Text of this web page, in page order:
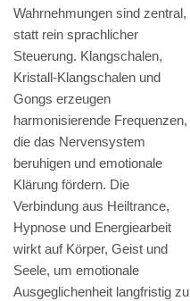
Wahrnehmungen sind zentral,
statt rein sprachlicher
Steuerung. Klangschalen,
Kristall-Klangschalen und
Gongs erzeugen
harmonisierende Frequenzen,
die das Nervensystem
beruhigen und emotionale
Klärung fördern. Die
Verbindung aus Heiltrance,
Hypnose und Energiearbeit
wirkt auf Körper, Geist und
Seele, um emotionale
Ausgeglichenheit langfristig zu